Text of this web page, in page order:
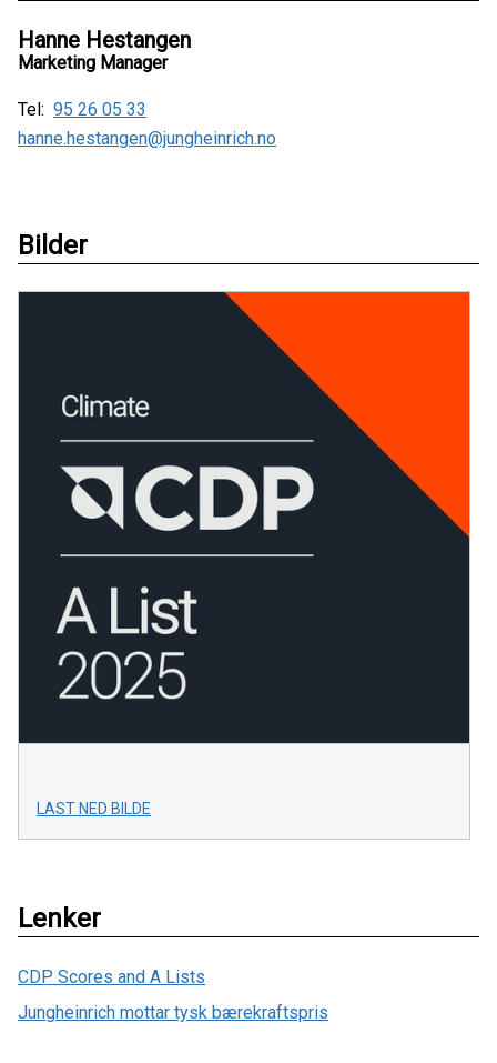
Hanne Hestangen
Marketing Manager
Tel: 95 26 05 33
hanne.hestangen@jungheinrich.no
Bilder
LAST NED BILDE
Lenker
CDP Scores and A Lists
Jungheinrich mottar tysk bærekraftspris